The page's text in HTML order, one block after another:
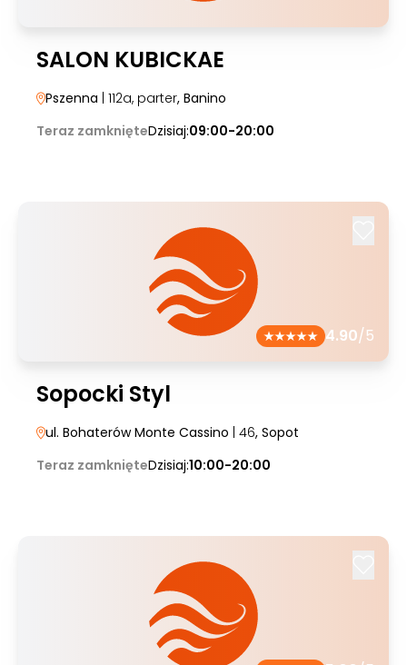
SALON KUBICKAE
Pszenna | 112a, parter, Banino
Teraz zamknięteDzisiaj:09:00-20:00
4.90/5
Sopocki Styl
ul. Bohaterów Monte Cassino | 46, Sopot
Teraz zamknięteDzisiaj:10:00-20:00